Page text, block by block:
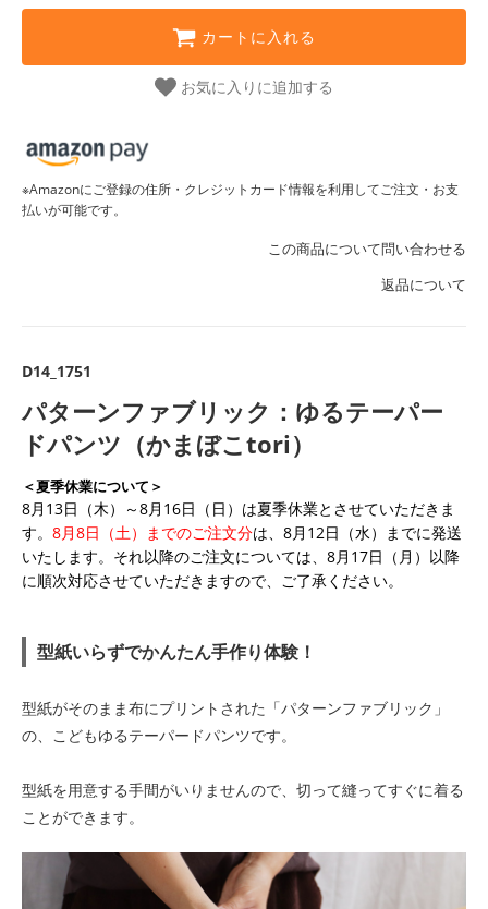
カートに入れる
お気に入りに追加する
※Amazonにご登録の住所・クレジットカード情報を利用してご注文・お支
払いが可能です。
この商品について問い合わせる
返品について
D14_1751
パターンファブリック：ゆるテーパー
ドパンツ（かまぼこtori）
＜夏季休業について＞
8月13日（木）～8月16日（日）は夏季休業とさせていただきま
す。 8月8日（土）までのご注文分は、8月12日（水）までに発送
いたします。それ以降のご注文については、8月17日（月）以降
に順次対応させていただきますので、ご了承ください。
型紙いらずでかんたん手作り体験！
型紙がそのまま布にプリントされた「パターンファブリック」
の、こどもゆるテーパードパンツです。
型紙を用意する手間がいりませんので、切って縫ってすぐに着る
ことができます。